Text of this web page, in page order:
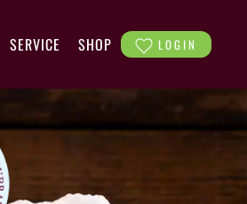
SERVICE SHOP LOGIN